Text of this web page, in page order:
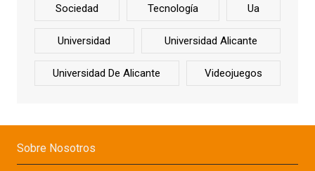
Sociedad Tecnología Ua
Universidad Universidad Alicante
Universidad De Alicante Videojuegos
Sobre Nosotros